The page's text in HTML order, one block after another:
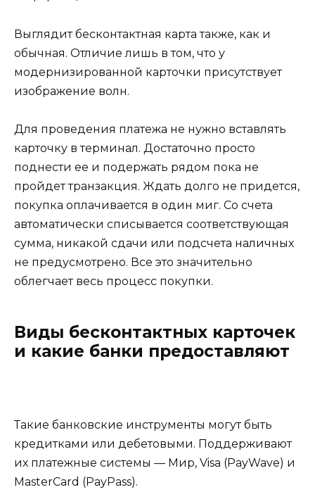
Выглядит бесконтактная карта также, как и
обычная. Отличие лишь в том, что у
модернизированной карточки присутствует
изображение волн.
Для проведения платежа не нужно вставлять
карточку в терминал. Достаточно просто
поднести ее и подержать рядом пока не
пройдет транзакция. Ждать долго не придется,
покупка оплачивается в один миг. Со счета
автоматически списывается соответствующая
сумма, никакой сдачи или подсчета наличных
не предусмотрено. Все это значительно
облегчает весь процесс покупки.
Виды бесконтактных карточек
и какие банки предоставляют
Такие банковские инструменты могут быть
кредитками или дебетовыми. Поддерживают
их платежные системы — Мир, Visa (PayWave) и
MasterCard (PayPass).